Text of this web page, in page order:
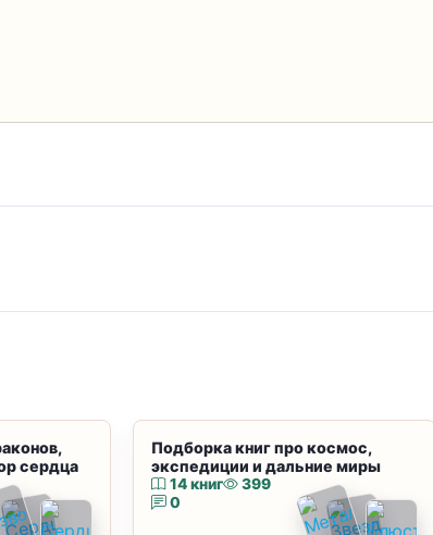
сердца
Подборка книг про космос,
экспедиции и дальние миры
14 книг
399
0